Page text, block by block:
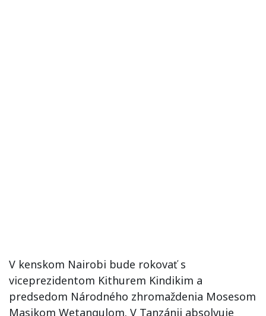
V kenskom Nairobi bude rokovať s
viceprezidentom Kithurem Kindikim a
predsedom Národného zhromaždenia Mosesom
Masikom Wetangulom. V Tanzánii absolvuje